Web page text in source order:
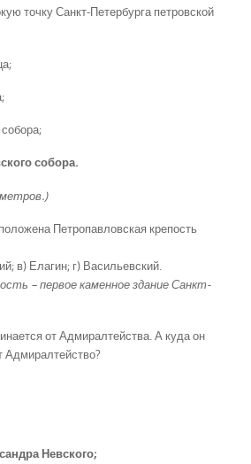
точку Санкт-Петербурга петровской
собора.
Петропавловская крепость
в) Елагин; г) Васильевский.
– первое каменное здание Санкт-
от Адмиралтейства. А куда он
Адмиралтейство?
Невского;